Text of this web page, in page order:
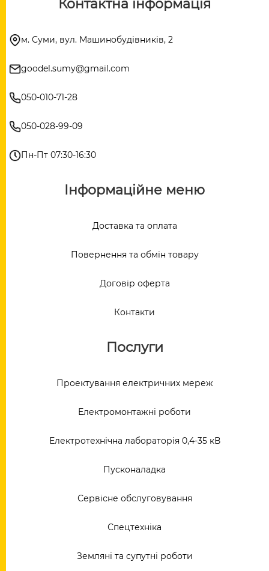
Контактна інформація
м. Суми, вул. Машинобудівників, 2
goodel.sumy@gmail.com
050-010-71-28
050-028-99-09
Пн-Пт 07:30-16:30
Інформаційне меню
Доставка та оплата
Повернення та обмін товару
Договір оферта
Контакти
Послуги
Проектування електричних мереж
Електромонтажні роботи
Електротехнічна лабораторія 0,4-35 кВ
Пусконаладка
Сервісне обслуговування
Спецтехніка
Земляні та супутні роботи